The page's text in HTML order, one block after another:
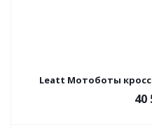
Leatt Мотоботы
40